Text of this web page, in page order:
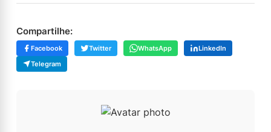
Compartilhe:
Facebook Twitter WhatsApp
LinkedIn
Telegram